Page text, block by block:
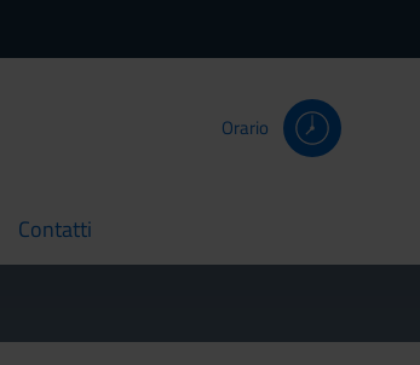
Orario
Contatti
current